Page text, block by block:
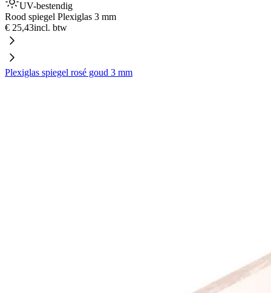
UV-bestendig
Rood spiegel Plexiglas 3 mm
€ 25,43incl. btw
Plexiglas spiegel rosé goud 3 mm